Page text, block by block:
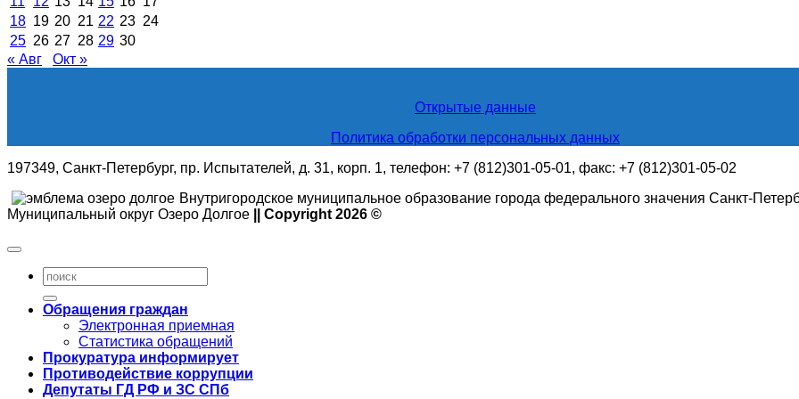
18 19 20 21 22 23 24
25 26 27 28 29 30
« Авг
Окт »
Открытые данные
Политика обработки персональных данных
197349, Санкт-Петербург, пр. Испытателей, д. 31, корп. 1, телефон: +7 (812)301-05-01, факс: +7 (812)301-05-02
Внутригородское муниципальное образование города федерального значения Санкт-
Муниципальный округ Озеро Долгое
|| Copyright 2026 ©
Обращения граждан
Электронная приемная
Статистика обращений
Прокуратура информирует
Противодействие коррупции
Депутаты ГД РФ и ЗС СПб